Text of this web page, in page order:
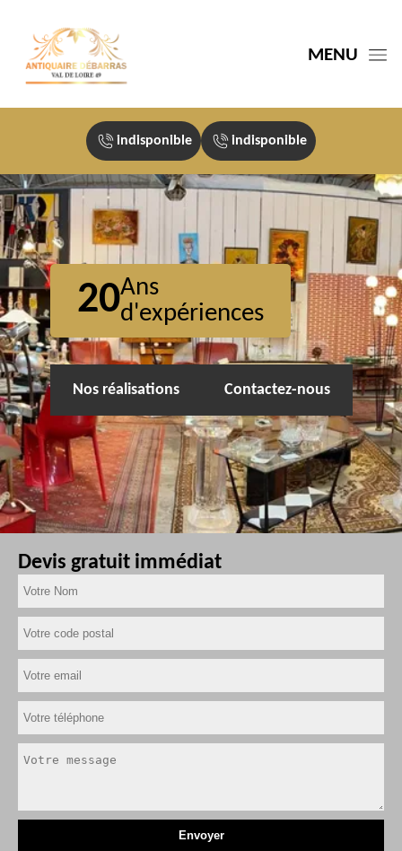
MENU
indisponible indisponible
20Ans
d'expériences
Nos réalisations Contactez-nous
Devis gratuit immédiat